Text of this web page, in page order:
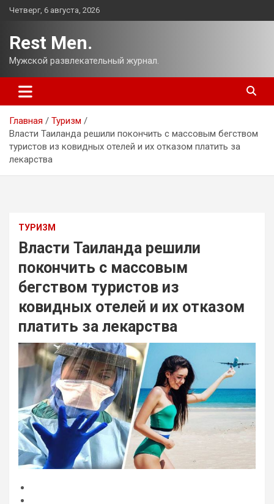
Перейти
Четверг, 6 августа, 2026
Rest Men.
Мужской развлекательный журнал.
Главная
Туризм
Власти Таиланда решили покончить с массовым бегством
туристов из ковидных отелей и их отказом платить за
лекарства
ТУРИЗМ
Власти Таиланда решили
покончить с массовым
бегством туристов из
ковидных отелей и их отказом
платить за лекарства